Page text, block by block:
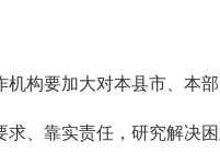
机构要加大对本县市、
、靠实责任，研究解决